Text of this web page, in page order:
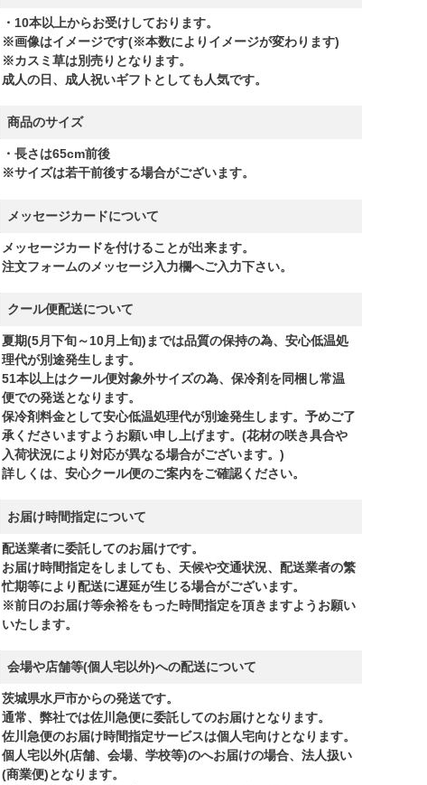
・10本以上からお受けしております。
※画像はイメージです(※本数によりイメージが変わります)
※カスミ草は別売りとなります。
成人の日、成人祝いギフトとしても人気です。
商品のサイズ
・長さは65cm前後
※サイズは若干前後する場合がございます。
メッセージカードについて
メッセージカードを付けることが出来ます。
注文フォームのメッセージ入力欄へご入力下さい。
クール便配送について
夏期(5月下旬～10月上旬)までは品質の保持の為、安心低温処
理代が別途発生します。
51本以上はクール便対象外サイズの為、保冷剤を同梱し常温
便での発送となります。
保冷剤料金として安心低温処理代が別途発生します。予めご了
承くださいますようお願い申し上げます。(花材の咲き具合や
入荷状況により対応が異なる場合がございます。)
詳しくは、安心クール便のご案内をご確認ください。
お届け時間指定について
配送業者に委託してのお届けです。
お届け時間指定をしましても、天候や交通状況、配送業者の繁
忙期等により配送に遅延が生じる場合がございます。
※前日のお届け等余裕をもった時間指定を頂きますようお願い
いたします。
会場や店舗等(個人宅以外)への配送について
茨城県水戸市からの発送です。
通常、弊社では佐川急便に委託してのお届けとなります。
佐川急便のお届け時間指定サービスは個人宅向けとなります。
個人宅以外(店舗、会場、学校等)のへお届けの場合、法人扱い
(商業便)となります。